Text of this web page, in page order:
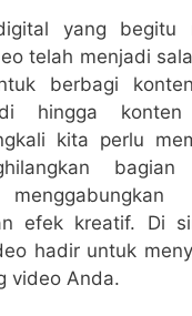
yang begitu
telah menjadi
berbagi
hingga konten
kita perlu
efek kreatif. Di
hadir untuk
video Anda.